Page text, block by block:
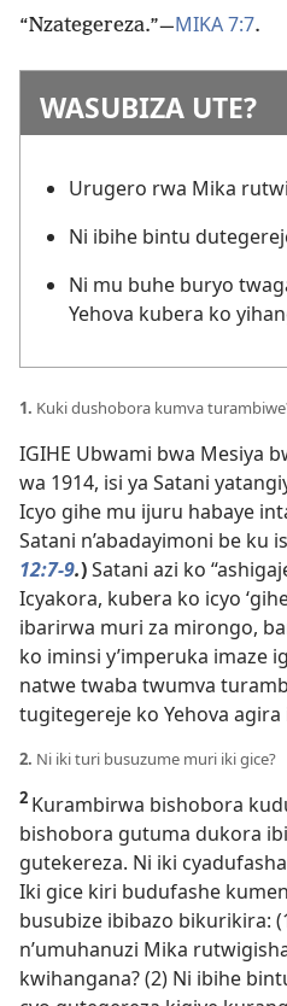
“Nzategereza.”​—MIKA 7:7.
WASUBIZA UTE?
Urugero rwa Mika
Ni ibihe bintu
Ni mu buhe buryo
Yehova kubera ko
1. Kuki dushobora kumva
IGIHE Ubwami bwa Mesiya
wa 1914, isi ya Satani
Icyo gihe mu ijuru habaye
Satani n’abadayimoni be ku
12:7-9.)Satani azi ko
Icyakora, kubera ko icyo
ibarirwa muri za mirongo,
ko iminsi y’imperuka imaze
natwe twaba twumva
tugitegereje ko Yehova agira
2. Ni iki turi busuzume muri iki gice?
2 Kurambirwa bishobora
bishobora gutuma dukora
gutekereza. Ni iki
Iki gice kiri budufashe
busubize ibibazo bikurikira:
n’umuhanuzi Mika
kwihangana? (2) Ni ibihe